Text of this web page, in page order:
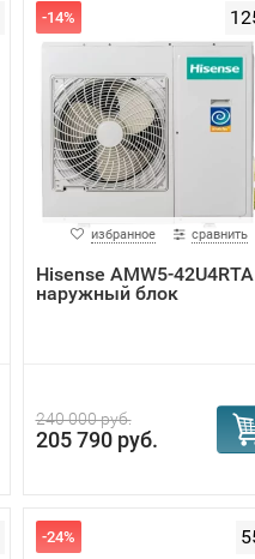
-14%
избранное сравнить
Hisense AMW5-42U4RTA
наружный блок
240 000 руб.
205 790 руб.
-24%